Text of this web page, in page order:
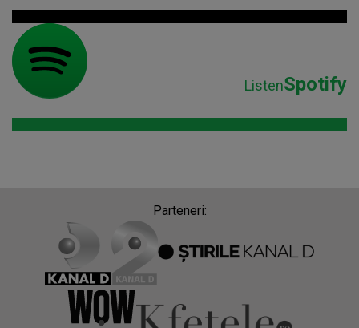
ListenSpotify
Parteneri: